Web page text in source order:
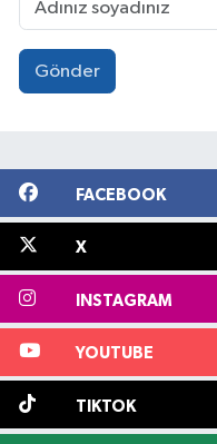
Gönder
FACEBOOK
X
INSTAGRAM
YOUTUBE
TIKTOK